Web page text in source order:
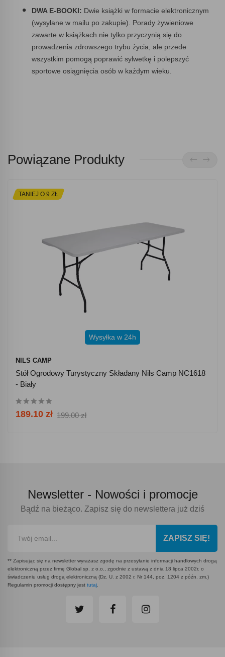
DWA E-BOOKI: Dwie książki w formacie elektronicznym
(wysyłane w mailu po zakupie). Porady żywieniowe
zawarte w książkach nie tylko przyczynią się do
prowadzenia zdrowszego trybu życia, ale przede
wszystkim pomogą poprawić sylwetkę i polepszyć
sportowe osiągnięcia osób w każdym wieku.
Powiązane Produkty
TANIEJ O 9 ZŁ
Wysyłka w 24h
NILS CAMP
Stół Ogrodowy Turystyczny Składany Nils Camp NC1618
- Biały
189.10 zł 199.00 zł
Newsletter - Nowości i promocje
Bądź na bieżąco. Zapisz się do newslettera już dziś
ZAPISZ SIĘ!
** Zapisując się na newsletter wyrażasz zgodę na przesyłanie informacji handlowych drogą
elektroniczną przez firmę Global sp. z o.o., zgodnie z ustawą z dnia 18 lipca 2002r. o
świadczeniu usług drogą elektroniczną (Dz. U. z 2002 r. Nr 144, poz. 1204 z późn. zm.)
Regulamin promocji dostępny jest tutaj